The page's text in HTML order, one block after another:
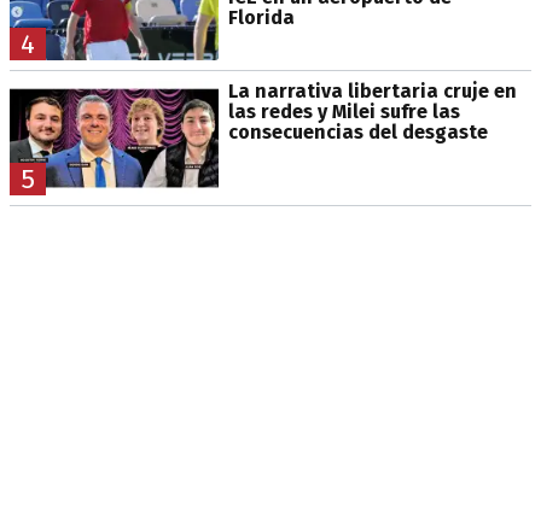
4
Florida
5
La narrativa libertaria cruje en
las redes y Milei sufre las
consecuencias del desgaste